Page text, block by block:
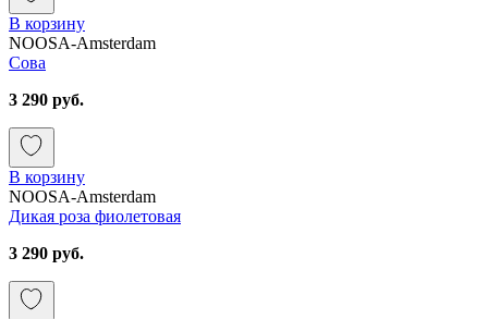
В корзину
NOOSA-Amsterdam
Сова
3 290 руб.
В корзину
NOOSA-Amsterdam
Дикая роза фиолетовая
3 290 руб.